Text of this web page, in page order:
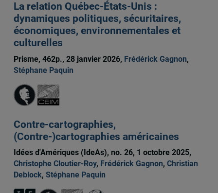
La relation Québec-États-Unis :
dynamiques politiques, sécuritaires,
économiques, environnementales et
culturelles
Prisme, 462p., 28 janvier 2026, Frédérick Gagnon,
Stéphane Paquin
Contre-cartographies,
(Contre-)cartographies américaines
Idées d'Amériques (IdeAs), no. 26, 1 octobre 2025,
Christophe Cloutier-Roy, Frédérick Gagnon, Christian
Deblock, Stéphane Paquin